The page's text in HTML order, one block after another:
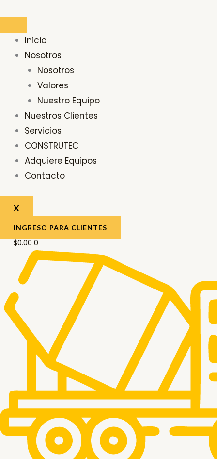
contenido
Inicio
Nosotros
Nosotros
Valores
Nuestro Equipo
Nuestros Clientes
Servicios
CONSTRUTEC
Adquiere Equipos
Contacto
X
INGRESO PARA CLIENTES
$0.00 0